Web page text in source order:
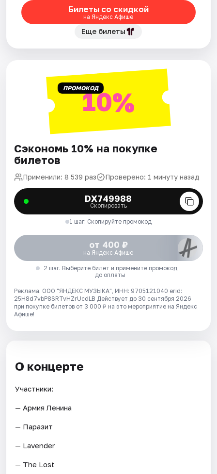
Билеты со скидкой
на Яндекс Афише
Еще билеты
ПРОМОКОД10%
Сэкономь 10% на покупке
билетов
Применили: 8 539 раз Проверено: 1 минуту назад
DX749988
Скопировать
1 шаг. Скопируйте промокод
от 400 ₽
на Яндекс Афише
2 шаг. Выберите билет и примените промокод
до оплаты
Реклама. ООО "ЯНДЕКС МУЗЫКА", ИНН: 9705121040 erid:
25H8d7vbP8SRTvHZrUcdLB Действует до 30 сентября 2026
при покупке билетов от 3 000 ₽ на это мероприятие на Яндекс
Афише!
О концерте
Участники:
— Армия Ленина
— Паразит
— Lavender
— The Lost